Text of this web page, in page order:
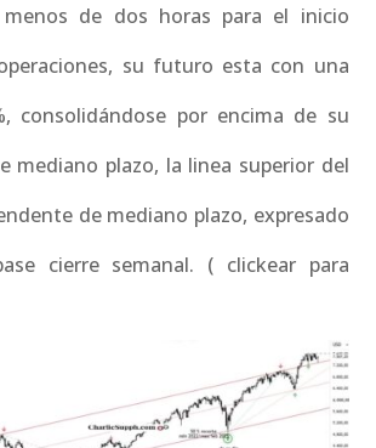
de dos horas para el inicio
su futuro esta con una
consolidándose por encima de su
mediano plazo, la linea superior del
de mediano plazo, expresado
cierre semanal. ( clickear para